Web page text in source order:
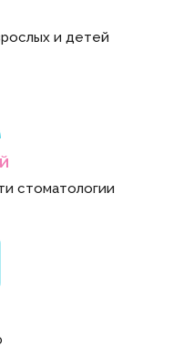
и детей
стоматологии